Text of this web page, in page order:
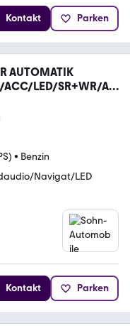
Kontakt Parken
AUTOMATIK
LED/SR+WR/Ap
• Benzin
Navigat/LED
Kontakt Parken